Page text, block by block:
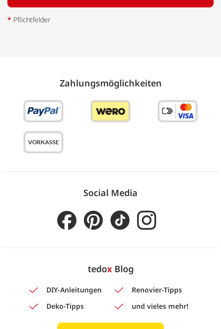
* Pflichtfelder
Zahlungs­möglich­keiten
Social Media
tedoxBlog
DIY-Anleitungen
Renovier-Tipps
Deko-Tipps
und vieles mehr!